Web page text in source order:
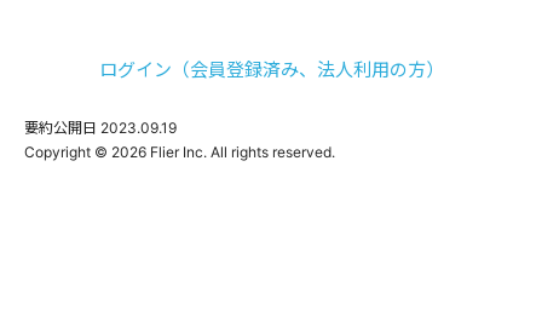
ログイン（会員登録済み、法人利用の方）
要約公開日 2023.09.19